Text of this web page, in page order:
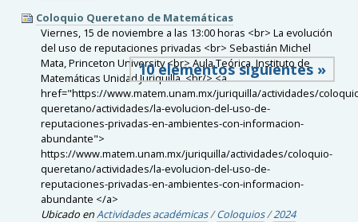
Coloquio Queretano de Matemáticas
Viernes, 15 de noviembre a las 13:00 horas <br> La evolución
del uso de reputaciones privadas <br> Sebastián Michel
Mata, Princeton University <br> Aula Teórica, Instituto de
Matemáticas Unidad Juriquilla. <br/> <a
href="https://www.matem.unam.mx/juriquilla/actividades/
queretano/actividades/la-evolucion-del-uso-de-
reputaciones-privadas-en-ambientes-con-informacion-
abundante">
https://www.matem.unam.mx/juriquilla/actividades/coloquio-
queretano/actividades/la-evolucion-del-uso-de-
reputaciones-privadas-en-ambientes-con-informacion-
abundante </a>
Ubicado enActividades académicas/Coloquios/2024
10 elementos siguientes »